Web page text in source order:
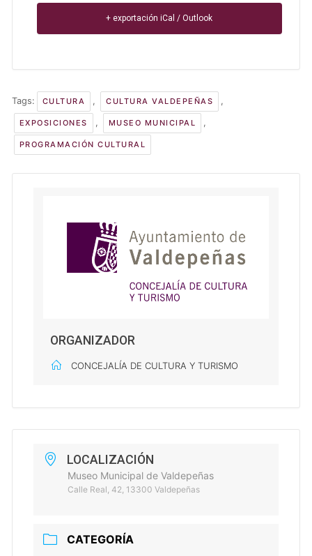
+ exportación iCal / Outlook
Tags: CULTURA , CULTURA VALDEPEÑAS ,
EXPOSICIONES , MUSEO MUNICIPAL ,
PROGRAMACIÓN CULTURAL
ORGANIZADOR
CONCEJALÍA DE CULTURA Y TURISMO
LOCALIZACIÓN
Museo Municipal de Valdepeñas
Calle Real, 42, 13300 Valdepeñas
CATEGORÍA